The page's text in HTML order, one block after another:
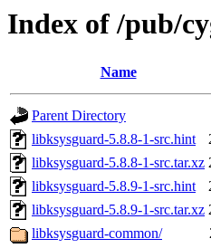
Index of /pub/
Name
Parent Directory
libksysguard-5.8.8-1-src.hint
libksysguard-5.8.8-1-src.tar.xz
libksysguard-5.8.9-1-src.hint
libksysguard-5.8.9-1-src.tar.xz
libksysguard-common/